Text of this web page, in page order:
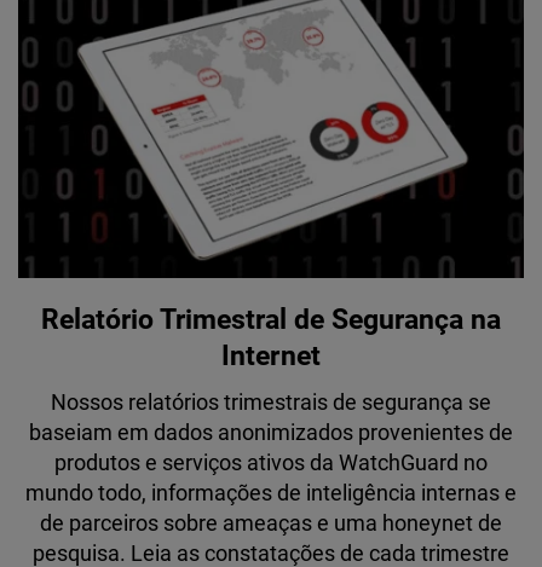
Relatório Trimestral de Segurança na
Internet
Nossos relatórios trimestrais de segurança se
baseiam em dados anonimizados provenientes de
produtos e serviços ativos da WatchGuard no
mundo todo, informações de inteligência internas e
de parceiros sobre ameaças e uma honeynet de
pesquisa. Leia as constatações de cada trimestre